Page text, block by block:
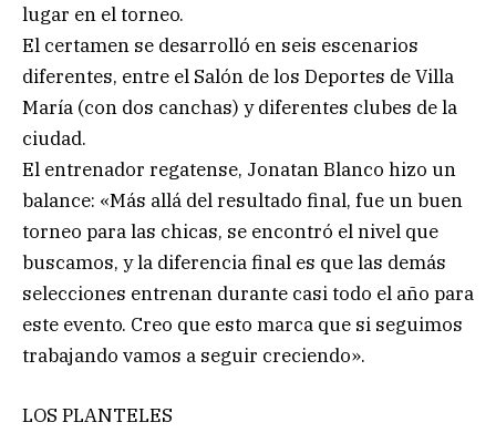
lugar en el torneo.
El certamen se desarrolló en seis escenarios
diferentes, entre el Salón de los Deportes de Villa
María (con dos canchas) y diferentes clubes de la
ciudad.
El entrenador regatense, Jonatan Blanco hizo un
balance: «Más allá del resultado final, fue un buen
torneo para las chicas, se encontró el nivel que
buscamos, y la diferencia final es que las demás
selecciones entrenan durante casi todo el año para
este evento. Creo que esto marca que si seguimos
trabajando vamos a seguir creciendo».
LOS PLANTELES